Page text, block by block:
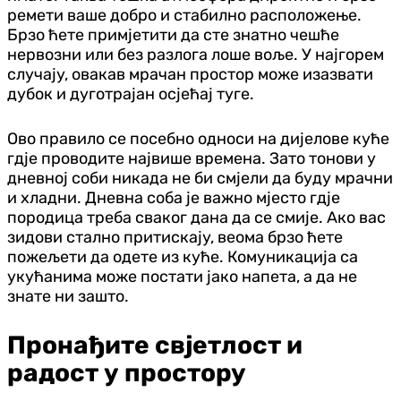
ремети ваше добро и стабилно расположење.
Брзо ћете примјетити да сте знатно чешће
нервозни или без разлога лоше воље. У најгорем
случају, овакав мрачан простор може изазвати
дубок и дуготрајан осјећај туге.
Ово правило се посебно односи на дијелове куће
гдје проводите највише времена. Зато тонови у
дневној соби никада не би смјели да буду мрачни
и хладни. Дневна соба је важно мјесто гдје
породица треба сваког дана да се смије. Ако вас
зидови стално притискају, веома брзо ћете
пожељети да одете из куће. Комуникација са
укућанима може постати јако напета, а да не
знате ни зашто.
Пронађите свјетлост и
радост у простору